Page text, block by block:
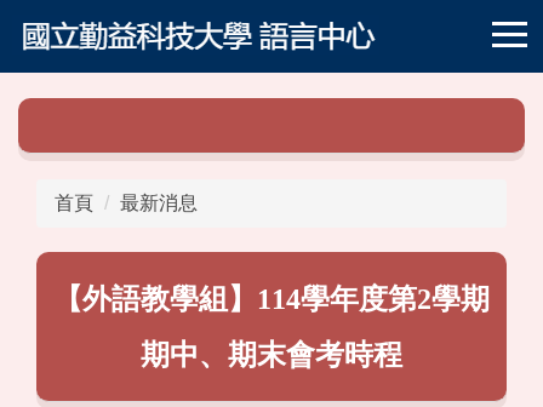
跳
到
主
要
首頁 最新消息
【外語教學組】114學年度第2學期
期中、期末會考時程